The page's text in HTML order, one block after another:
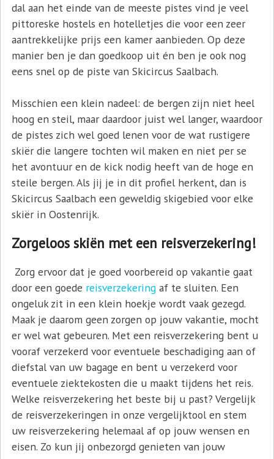
dal aan het einde van de meeste pistes vind je veel
pittoreske hostels en hotelletjes die voor een zeer
aantrekkelijke prijs een kamer aanbieden. Op deze
manier ben je dan goedkoop uit én ben je ook nog
eens snel op de piste van Skicircus Saalbach.
Misschien een klein nadeel: de bergen zijn niet heel
hoog en steil, maar daardoor juist wel langer, waardoor
de pistes zich wel goed lenen voor de wat rustigere
skiër die langere tochten wil maken en niet per se
het avontuur en de kick nodig heeft van de hoge en
steile bergen. Als jij je in dit profiel herkent, dan is
Skicircus Saalbach een geweldig skigebied voor elke
skiër in Oostenrijk.
Zorgeloos skiën met een reisverzekering!
Zorg ervoor dat je goed voorbereid op vakantie gaat
door een goede reisverzekeringaf te sluiten. Een
ongeluk zit in een klein hoekje wordt vaak gezegd.
Maak je daarom geen zorgen op jouw vakantie, mocht
er wel wat gebeuren. Met een reisverzekering bent u
vooraf verzekerd voor eventuele beschadiging aan of
diefstal van uw bagage en bent u verzekerd voor
eventuele ziektekosten die u maakt tijdens het reis.
Welke reisverzekering het beste bij u past? Vergelijk
de reisverzekeringen in onze vergelijktool en stem
uw reisverzekering helemaal af op jouw wensen en
eisen. Zo kun jij onbezorgd genieten van jouw